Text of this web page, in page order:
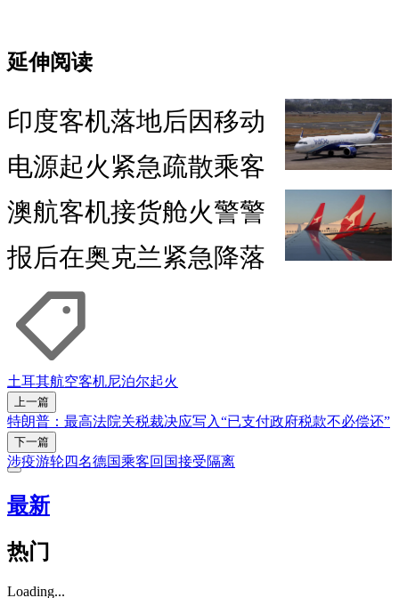
延伸阅读
印度客机落地后因移动
电源起火紧急疏散乘客
澳航客机接货舱火警警
报后在奥克兰紧急降落
土耳其航空客机尼泊尔起火
上一篇
特朗普：最高法院关税裁决应写入“已支付政府税款不必偿还”
下一篇
涉疫游轮四名德国乘客回国接受隔离
最新
热门
Loading...